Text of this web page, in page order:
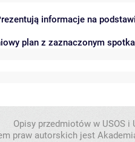
informacje na
plan z zaznaczonym
Opisy przedmiotów w USOS
praw autorskich jest